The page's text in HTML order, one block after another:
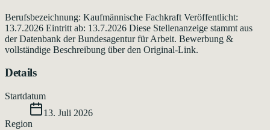
Berufsbezeichnung: Kaufmännische Fachkraft Veröffentlicht:
13.7.2026 Eintritt ab: 13.7.2026 Diese Stellenanzeige stammt aus
der Datenbank der Bundesagentur für Arbeit. Bewerbung &
vollständige Beschreibung über den Original-Link.
Details
Startdatum
13. Juli 2026
Region